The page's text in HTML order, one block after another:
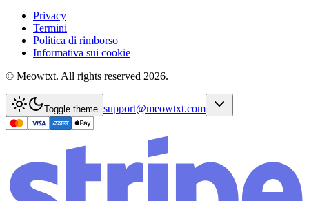
Privacy
Termini
Politica di rimborso
Informativa sui cookie
© Meowtxt. All rights reserved 2026.
Toggle theme support@meowtxt.com